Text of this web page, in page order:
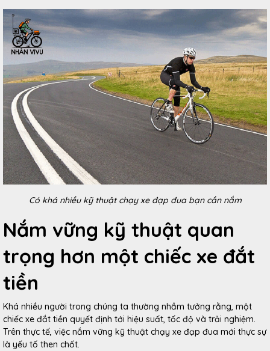
Có khá nhiều kỹ thuật chạy xe đạp đua bạn cần nắm
Nắm vững kỹ thuật quan
trọng hơn một chiếc xe đắt
tiền
Khá nhiều người trong chúng ta thường nhầm tưởng rằng, một
chiếc xe đắt tiền quyết định tới hiệu suất, tốc độ và trải nghiệm.
Trên thực tế, việc nắm vững kỹ thuật chạy xe đạp đua mới thực sự
là yếu tố then chốt.